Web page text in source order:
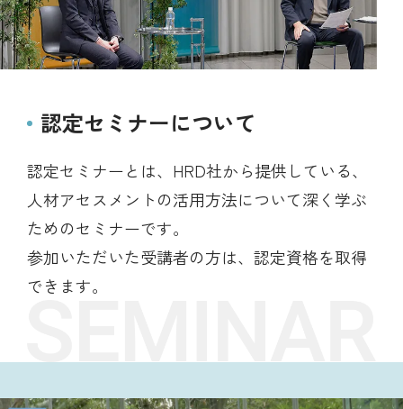
認定セミナーについて
認定セミナーとは、HRD社から提供している、
人材アセスメントの活用方法について深く学ぶ
ためのセミナーです。
参加いただいた受講者の方は、認定資格を取得
できます。